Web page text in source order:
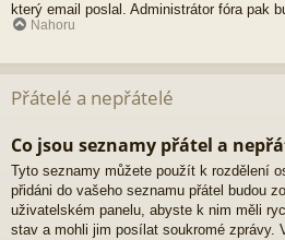
který email poslal. Administrátor fóra pak
Nahoru
Přátelé a nepřátelé
Co jsou seznamy přátel a
Tyto seznamy můžete použít k rozdělení
přidáni do vašeho seznamu přátel budou
uživatelském panelu, abyste k nim měli
stav a mohli jim posílat soukromé zprávy.